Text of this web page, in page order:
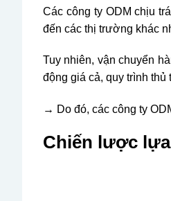
Các công ty ODM chịu
đến các thị trường khác
Tuy nhiên, vận chuyển
động giá cả, quy trình
→ Do đó, các công ty
Chiến lược